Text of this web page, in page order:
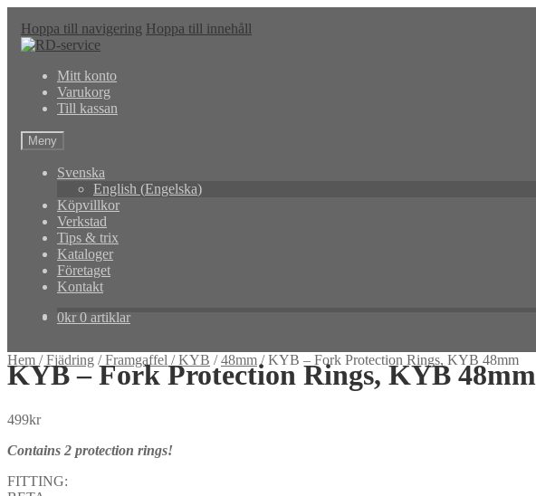
Hoppa till navigering Hoppa till innehåll
Mitt konto
Varukorg
Till kassan
Meny
Svenska
English (Engelska)
Köpvillkor
Verkstad
Tips & trix
Kataloger
Företaget
Kontakt
0kr 0 artiklar
Hem /Fjädring /Framgaffel /KYB /48mm /KYB – Fork Protection Rings, KYB 48mm
KYB – Fork Protection Rings, KYB 48mm
499kr
Contains 2 protection rings!
FITTING: